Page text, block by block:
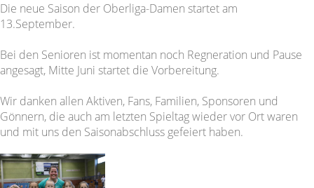
Die neue Saison der Oberliga-Damen startet am
13.September.
Bei den Senioren ist momentan noch Regneration und Pause
angesagt, Mitte Juni startet die Vorbereitung.
Wir danken allen Aktiven, Fans, Familien, Sponsoren und
Gönnern, die auch am letzten Spieltag wieder vor Ort waren
und mit uns den Saisonabschluss gefeiert haben.